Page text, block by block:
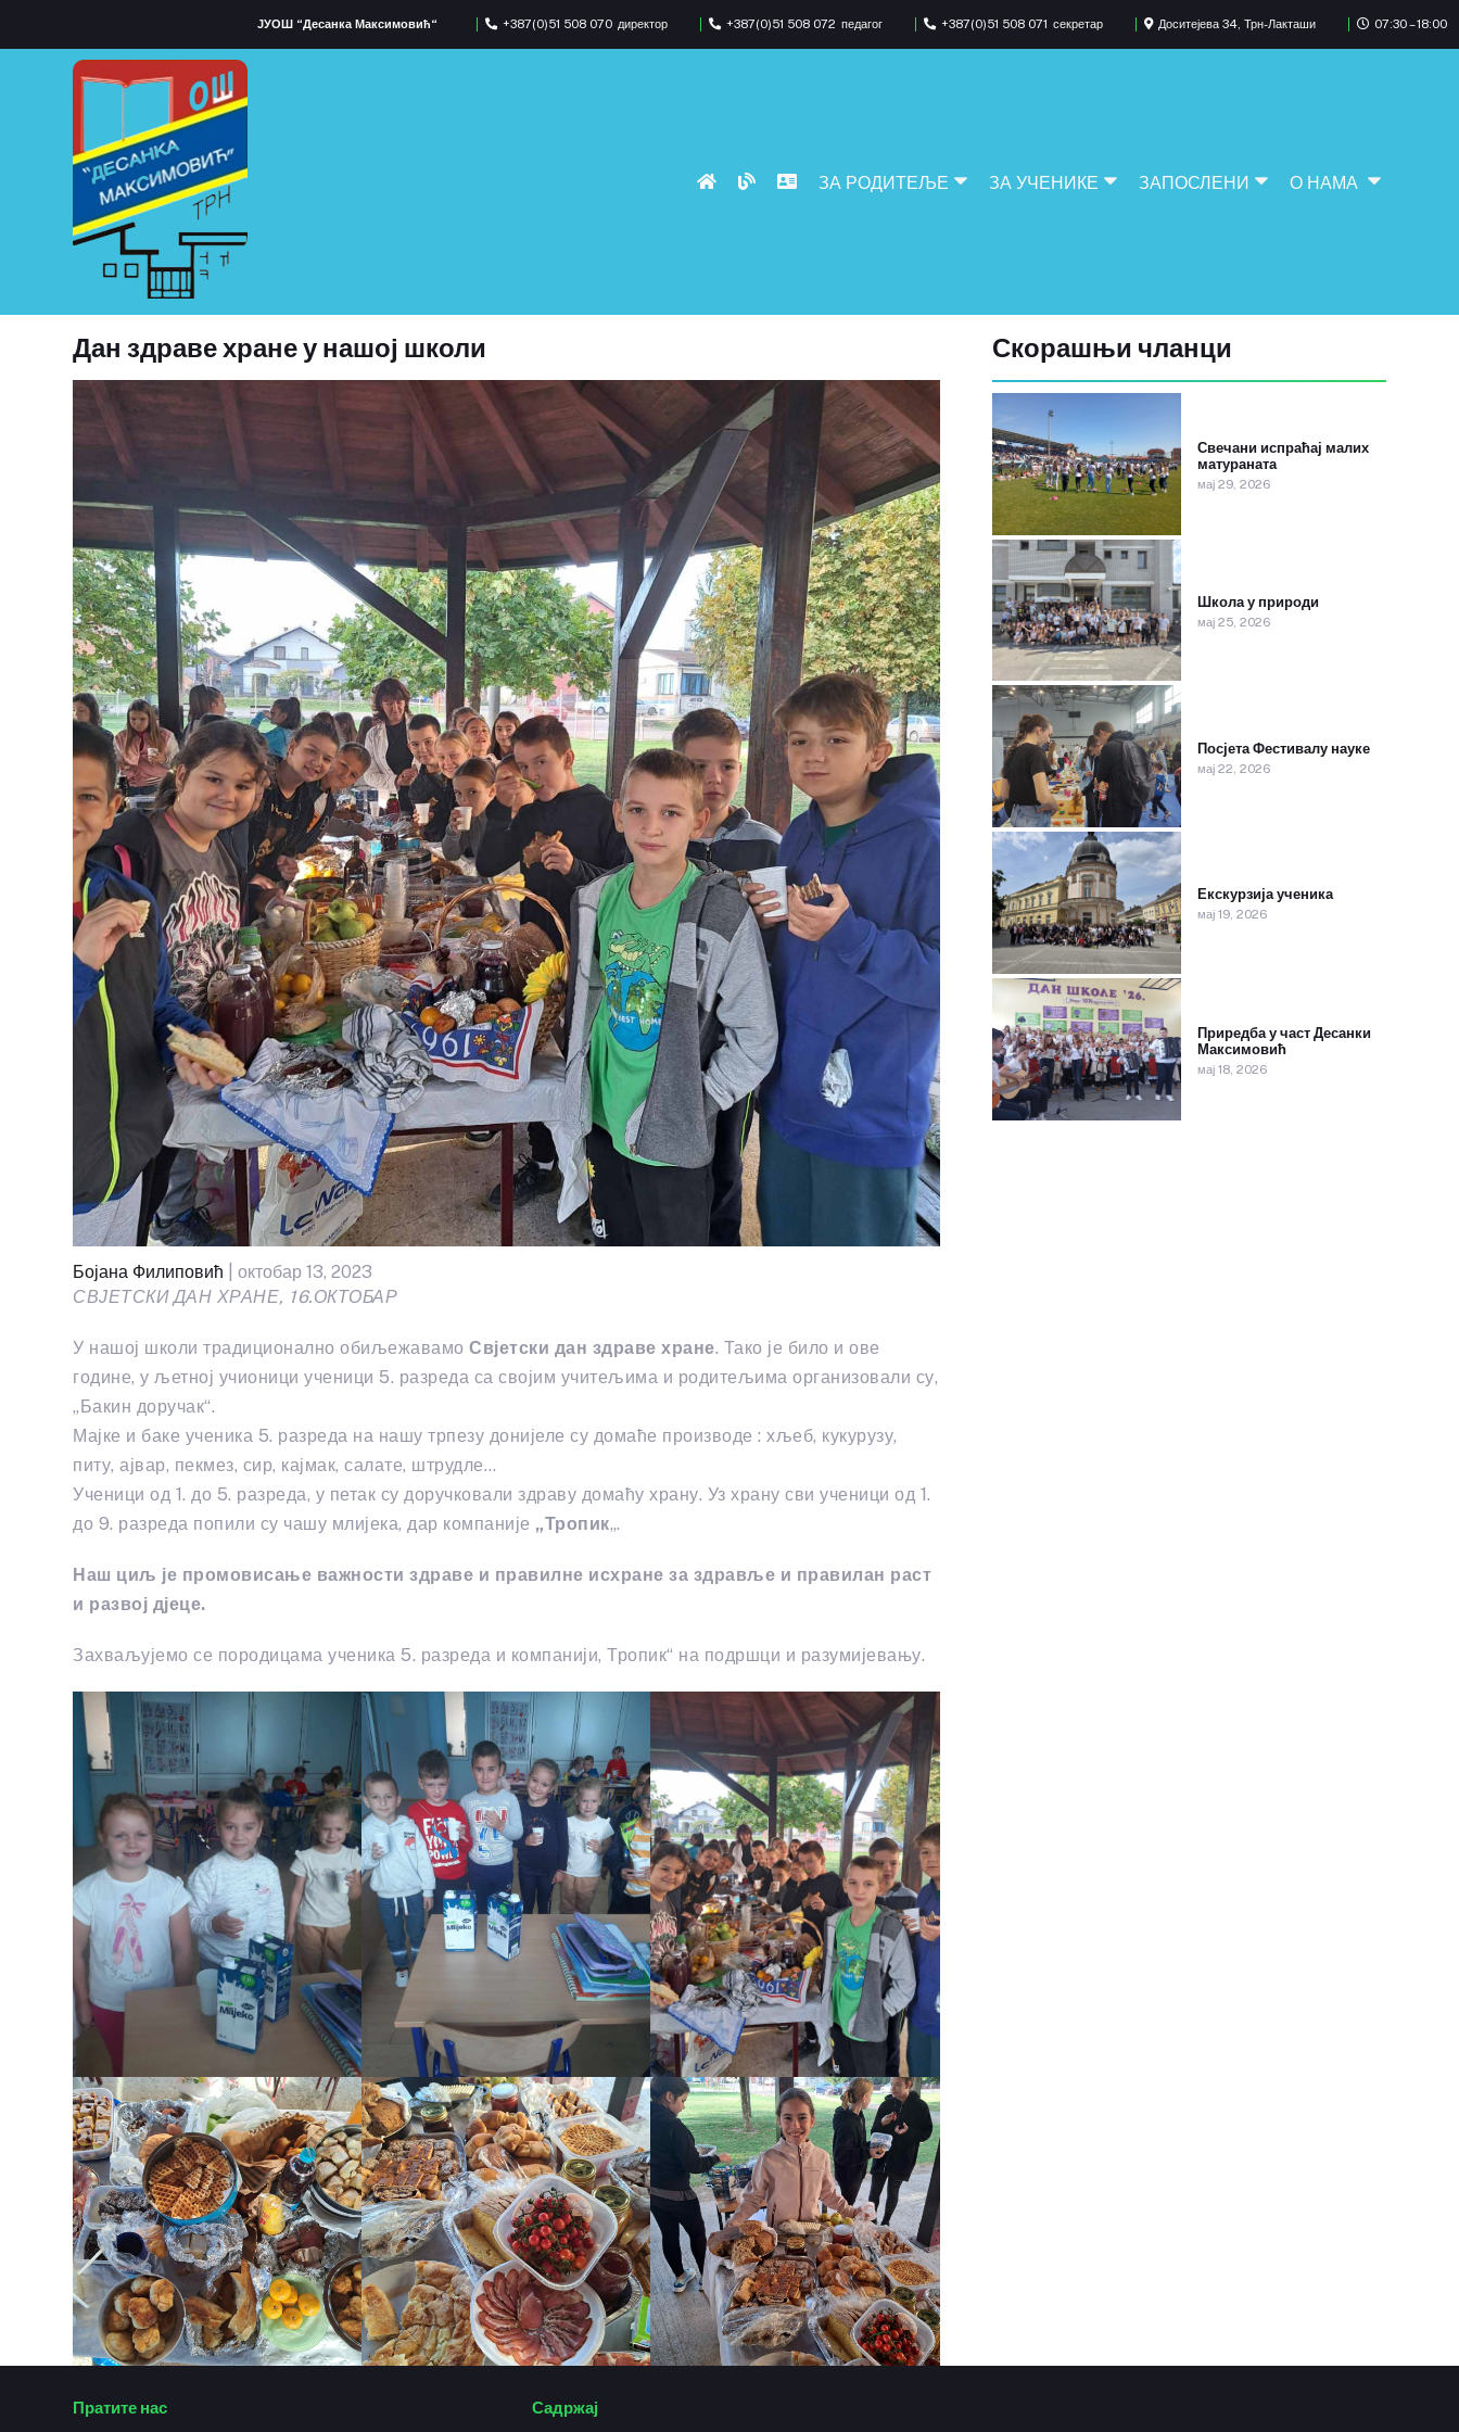
ЈУОШ “Десанка Максимовић“ +387(0)51 508 070 директор +387(0)51 508 072 педагог +387(0)51 508 071 секретар Доситејева 34, Трн-Лакташи 07:30 – 18:00
ЗА РОДИТЕЉЕ ЗА УЧЕНИКЕ ЗАПОСЛЕНИ О НАМА
Дан здраве хране у нашој школи
Бојана Филиповић | октобар 13, 2023
СВЈЕТСКИ ДАН ХРАНЕ, 16.ОКТОБАР
У нашој школи традиционално обиљежавамоСвјетски дан здраве хране. Тако је било и ове
године, у љетној учионици ученици 5. разреда са својим учитељима и родитељима организовали су,
„Бакин доручак“.
Мајке и баке ученика 5. разреда на нашу трпезу донијеле су домаће производе : хљеб, кукурузу,
питу, ајвар, пекмез, сир, кајмак, салате, штрудле…
Ученици од 1. до 5. разреда, у петак су доручковали здраву домаћу храну. Уз храну сви ученици од 1.
до 9. разреда попили су чашу млијека, дар компаније „Тропик„.
Наш циљ је промовисање важности здраве и правилне исхране за здравље и правилан раст
и развој дјеце.
Захваљујемо се породицама ученика 5. разреда и компанији, Тропик“ на подршци и разумијевању.
Скорашњи чланци
Свечани испраћај малих
матураната
мај 29, 2026
Школа у природи
мај 25, 2026
Посјета Фестивалу науке
мај 22, 2026
Екскурзија ученика
мај 19, 2026
Приредба у част Десанки
Максимовић
мај 18, 2026
Пратите нас Садржај